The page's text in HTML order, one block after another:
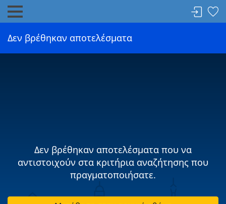
Δεν βρέθηκαν αποτελέσματα
Δεν βρέθηκαν αποτελέσματα που να
αντιστοιχούν στα κριτήρια αναζήτησης που
πραγματοποιήσατε.